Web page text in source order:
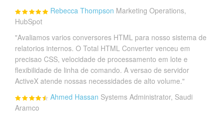
Rebecca Thompson Marketing Operations,
HubSpot
"Avaliamos varios conversores HTML para nosso sistema de
relatorios internos. O Total HTML Converter venceu em
precisao CSS, velocidade de processamento em lote e
flexibilidade de linha de comando. A versao de servidor
ActiveX atende nossas necessidades de alto volume."
Ahmed Hassan Systems Administrator, Saudi
Aramco